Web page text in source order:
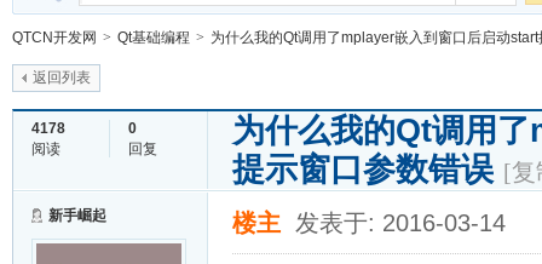
QTCN开发网 > Qt基础编程 > 为什么我的Qt调用了mplayer嵌入到窗口后启动
返回列表
4178
阅读
0
回复
为什么我的Qt调用
提示窗口参数错误 [复
新手崛起 楼主 发表于: 2016-03-14